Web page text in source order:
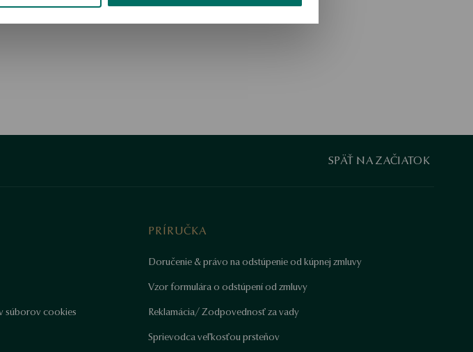
SPÄŤ NA ZAČIATOK
súborov cookies
PRÍRUČKA
Doručenie & právo na odstúpenie od kúpnej zmluvy
Vzor formulára o odstúpení od zmluvy
Reklamácia/ Zodpovednosť za vady
Sprievodca veľkosťou prsteňov